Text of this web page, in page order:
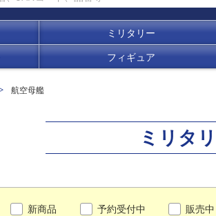
ミリタリー
フィギュア
航空母艦
ミリタ
新商品 予約受付中 販売中